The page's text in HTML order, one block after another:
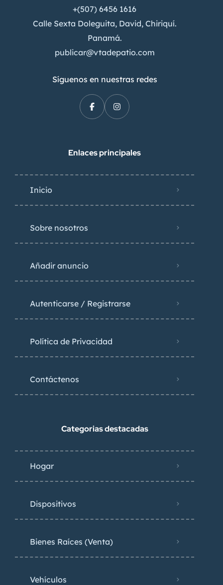
+(507) 6456 1616
Calle Sexta Doleguita, David, Chiriquí.
Panamá.
publicar@vtadepatio.com
Síguenos en nuestras redes
Enlaces principales
Inicio
Sobre nosotros
Añadir anuncio
Autenticarse / Registrarse
Política de Privacidad
Contáctenos
Categorias destacadas
Hogar
Dispositivos
Bienes Raíces (Venta)
Vehículos